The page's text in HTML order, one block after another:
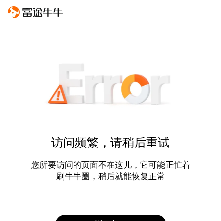
访问频繁，请稍后重试
您所要访问的页面不在这儿，它可能正忙着
刷牛牛圈，稍后就能恢复正常